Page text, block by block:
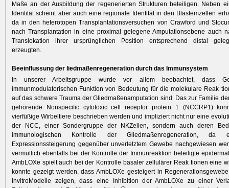
Maße an der Ausbildung der regenerierten Strukturen beteiligen. Neben
Identität scheint aber auch eine regionale Identität in den Blastemzellen
da in den heterotopen Transplantationsversuchen von Crawford und
nach Transplantation in eine proximal gelegene Amputationsebene auch
Translokation ihrer ursprünglichen Position entsprechend distal
erzeugten.
Beeinflussung der liedmaßenregeneration durch das Immunsystem
In unserer Arbeitsgruppe wurde vor allem beobachtet, dass
immunmodulatorischen Funktion von Bedeutung für die molekulare Reak
auf das schwere Trauma der Gliedmaßenamputation sind. Das zur Familie
gehörende Nonspecific cytotoxic cell receptor protein 1 (NCCRP1)
vierfüßige Wirbeltiere beschrieben werden und impliziert nicht nur eine
der NCC, einer Sondergruppe der NKZellen, sondern auch deren
immunologischen Kontrolle der Gliedmaßenregeneration, da
Expressionssteigerung gegenüber unverletztem Gewebe nachgewiesen
vermutlich ebenfalls bei der Kontrolle der Immunreaktion beteiligte
AmbLOXe spielt auch bei der Kontrolle basaler zellulärer Reak tionen eine
konnte gezeigt werden, dass AmbLOXe gesteigert in
InvitroModelle zeigen, dass eine Inhibition der AmbLOXe zu einer